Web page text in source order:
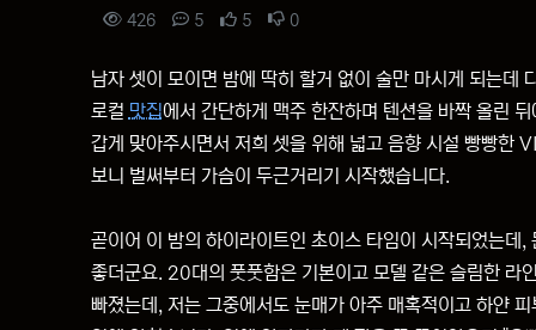
컨텐츠 정보
426조회 5댓글 5추천 0비추천
본문
남자 셋이 모이면 밤에 딱히 할거 없이 술만 마시게 되는
로컬 맛집에서 간단하게 맥주 한잔하며 텐션을 바짝 올린
갑게 맞아주시면서 저희 셋을 위해 넓고 음향 시설 빵빵한
보니 벌써부터 가슴이 두근거리기 시작했습니다.
곧이어 이 밤의 하이라이트인 초이스 타임이 시작되었는데
좋더군요. 20대의 풋풋함은 기본이고 모델 같은 슬림한 라
빠졌는데, 저는 그중에서도 눈매가 아주 매혹적이고 하얀